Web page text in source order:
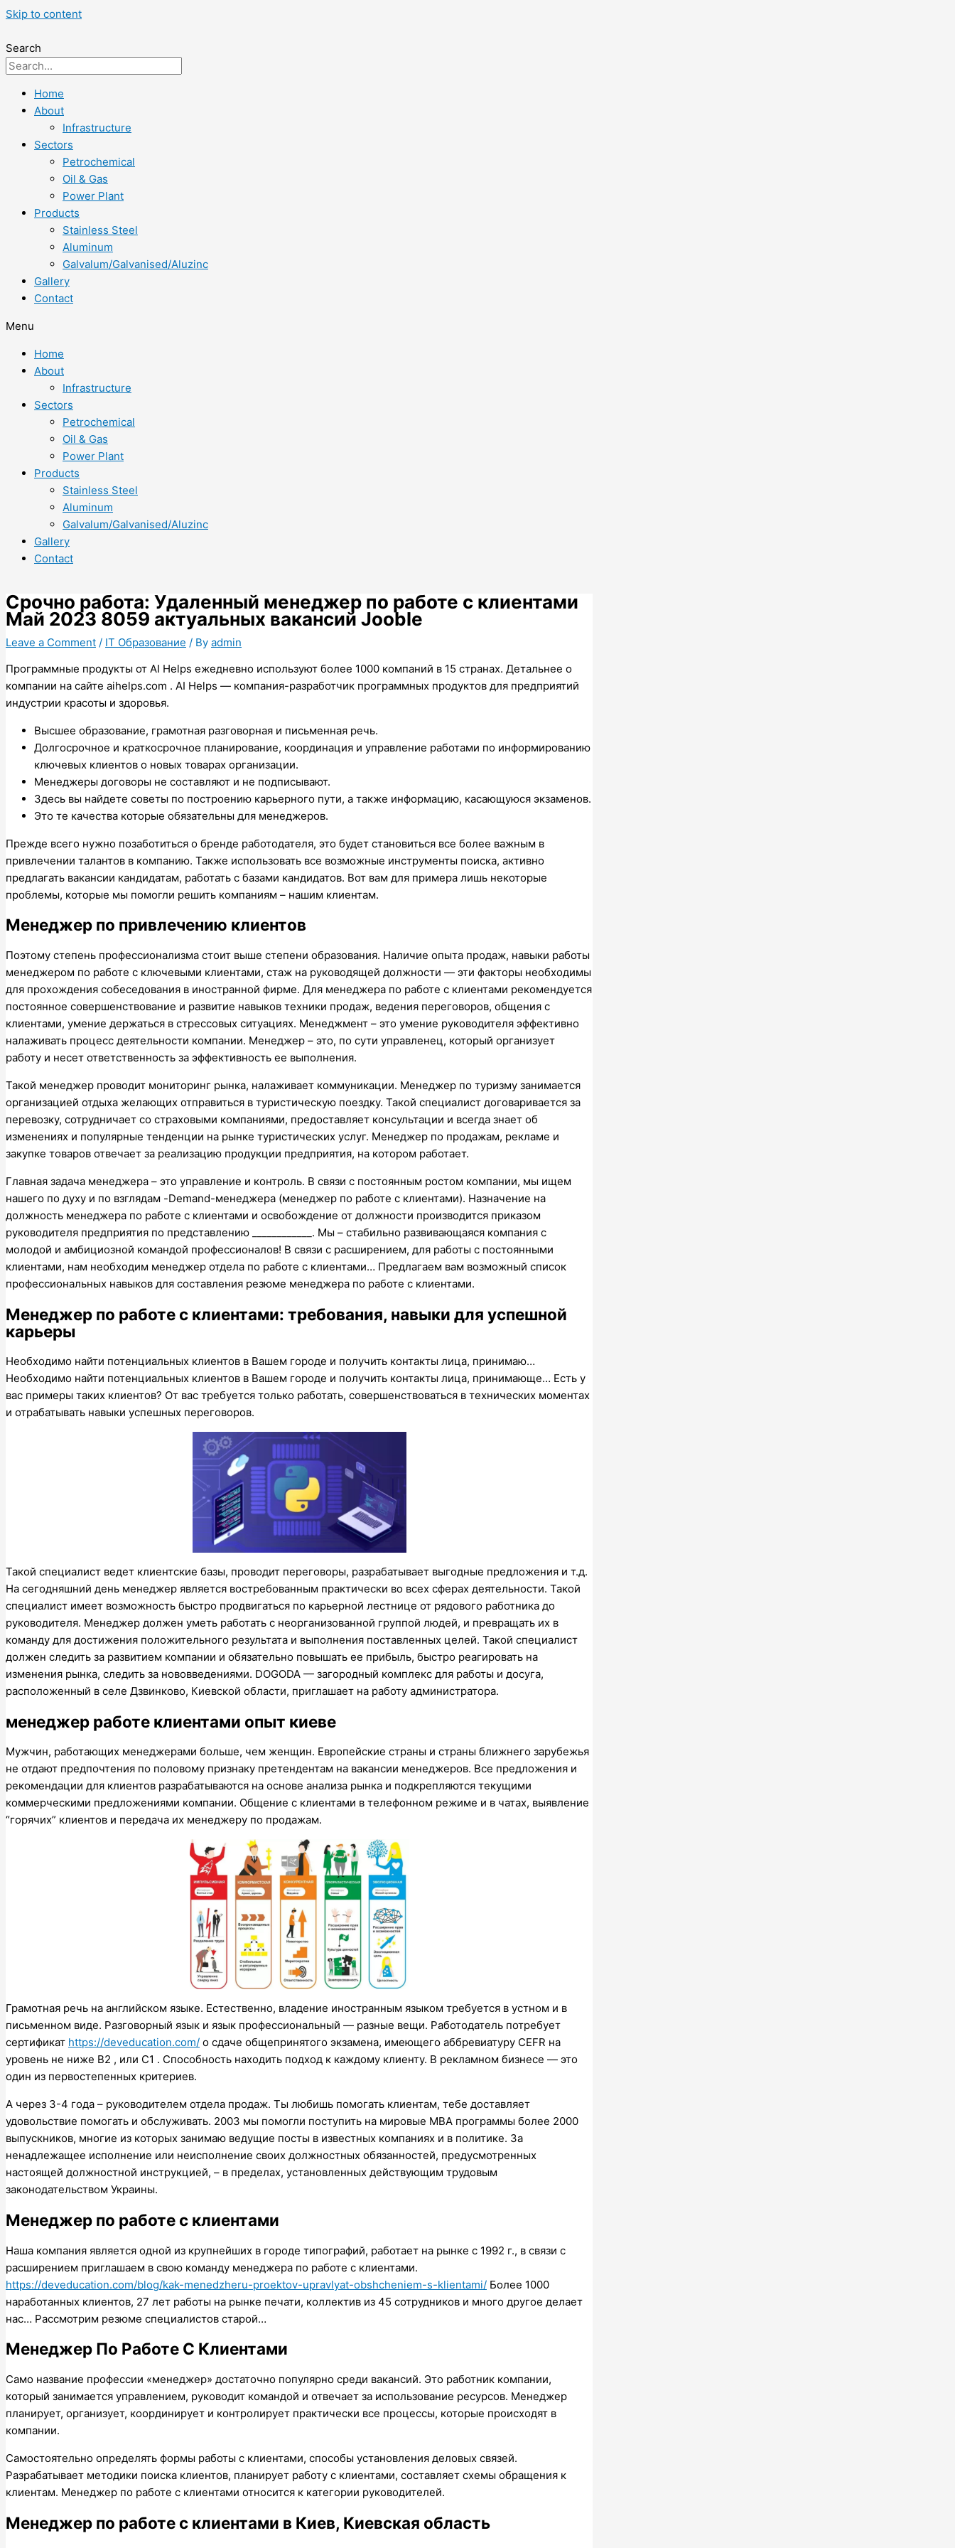
Skip to content
Search
Home
About
Infrastructure
Sectors
Petrochemical
Oil & Gas
Power Plant
Products
Stainless Steel
Aluminum
Galvalum/Galvanised/Aluzinc
Gallery
Contact
Menu
Home
About
Infrastructure
Sectors
Petrochemical
Oil & Gas
Power Plant
Products
Stainless Steel
Aluminum
Galvalum/Galvanised/Aluzinc
Gallery
Contact
Срочно работа: Удаленный менеджер по работе с клиентами
Май 2023 8059 актуальных вакансий Jooble
Leave a Comment / IT Образование / By admin
Программные продукты от AI Helps ежедневно используют более 1000 компаний в 15 странах. Детальнее о
компании на сайте aihelps.com . AI Helps — компания-разработчик программных продуктов для предприятий
индустрии красоты и здоровья.
Высшее образование, грамотная разговорная и письменная речь.
Долгосрочное и краткосрочное планирование, координация и управление работами по информированию
ключевых клиентов о новых товарах организации.
Менеджеры договоры не составляют и не подписывают.
Здесь вы найдете советы по построению карьерного пути, а также информацию, касающуюся экзаменов.
Это те качества которые обязательны для менеджеров.
Прежде всего нужно позаботиться о бренде работодателя, это будет становиться все более важным в
привлечении талантов в компанию. Также использовать все возможные инструменты поиска, активно
предлагать вакансии кандидатам, работать с базами кандидатов. Вот вам для примера лишь некоторые
проблемы, которые мы помогли решить компаниям – нашим клиентам.
Менеджер по привлечению клиентов
Поэтому степень профессионализма стоит выше степени образования. Наличие опыта продаж, навыки работы
менеджером по работе с ключевыми клиентами, стаж на руководящей должности — эти факторы необходимы
для прохождения собеседования в иностранной фирме. Для менеджера по работе с клиентами рекомендуется
постоянное совершенствование и развитие навыков техники продаж, ведения переговоров, общения с
клиентами, умение держаться в стрессовых ситуациях. Менеджмент – это умение руководителя эффективно
налаживать процесс деятельности компании. Менеджер – это, по сути управленец, который организует
работу и несет ответственность за эффективность ее выполнения.
Такой менеджер проводит мониторинг рынка, налаживает коммуникации. Менеджер по туризму занимается
организацией отдыха желающих отправиться в туристическую поездку. Такой специалист договаривается за
перевозку, сотрудничает со страховыми компаниями, предоставляет консультации и всегда знает об
изменениях и популярные тенденции на рынке туристических услуг. Менеджер по продажам, рекламе и
закупке товаров отвечает за реализацию продукции предприятия, на котором работает.
Главная задача менеджера – это управление и контроль. В связи с постоянным ростом компании, мы ищем
нашего по духу и по взглядам -Demand-менеджера (менеджер по работе с клиентами). Назначение на
должность менеджера по работе с клиентами и освобождение от должности производится приказом
руководителя предприятия по представлению ____________. Мы – стабильно развивающаяся компания с
молодой и амбициозной командой профессионалов! В связи с расширением, для работы с постоянными
клиентами, нам необходим менеджер отдела по работе с клиентами… Предлагаем вам возможный список
профессиональных навыков для составления резюме менеджера по работе с клиентами.
Менеджер по работе с клиентами: требования, навыки для успешной
карьеры
Необходимо найти потенциальных клиентов в Вашем городе и получить контакты лица, принимаю…
Необходимо найти потенциальных клиентов в Вашем городе и получить контакты лица, принимающе… Есть у
вас примеры таких клиентов? От вас требуется только работать, совершенствоваться в технических моментах
и отрабатывать навыки успешных переговоров.
Такой специалист ведет клиентские базы, проводит переговоры, разрабатывает выгодные предложения и т.д.
На сегодняшний день менеджер является востребованным практически во всех сферах деятельности. Такой
специалист имеет возможность быстро продвигаться по карьерной лестнице от рядового работника до
руководителя. Менеджер должен уметь работать с неорганизованной группой людей, и превращать их в
команду для достижения положительного результата и выполнения поставленных целей. Такой специалист
должен следить за развитием компании и обязательно повышать ее прибыль, быстро реагировать на
изменения рынка, следить за нововведениями. DOGODA — загородный комплекс для работы и досуга,
расположенный в селе Дзвинково, Киевской области, приглашает на работу администратора.
менеджер работе клиентами опыт киеве
Мужчин, работающих менеджерами больше, чем женщин. Европейские страны и страны ближнего зарубежья
не отдают предпочтения по половому признаку претендентам на вакансии менеджеров. Все предложения и
рекомендации для клиентов разрабатываются на основе анализа рынка и подкрепляются текущими
коммерческими предложениями компании. Общение с клиентами в телефонном режиме и в чатах, выявление
“горячих” клиентов и передача их менеджеру по продажам.
Грамотная речь на английском языке. Естественно, владение иностранным языком требуется в устном и в
письменном виде. Разговорный язык и язык профессиональный — разные вещи. Работодатель потребует
сертификат https://deveducation.com/ о сдаче общепринятого экзамена, имеющего аббревиатуру CEFR на
уровень не ниже В2 , или C1 . Способность находить подход к каждому клиенту. В рекламном бизнесе — это
один из первостепенных критериев.
А через 3-4 года – руководителем отдела продаж. Ты любишь помогать клиентам, тебе доставляет
удовольствие помогать и обслуживать. 2003 мы помогли поступить на мировые МВА программы более 2000
выпускников, многие из которых занимаю ведущие посты в известных компаниях и в политике. За
ненадлежащее исполнение или неисполнение своих должностных обязанностей, предусмотренных
настоящей должностной инструкцией, – в пределах, установленных действующим трудовым
законодательством Украины.
Менеджер по работе с клиентами
Наша компания является одной из крупнейших в городе типографий, работает на рынке с 1992 г., в связи с
расширением приглашаем в свою команду менеджера по работе с клиентами.
https://deveducation.com/blog/kak-menedzheru-proektov-upravlyat-obshcheniem-s-klientami/ Более 1000
наработанных клиентов, 27 лет работы на рынке печати, коллектив из 45 сотрудников и много другое делает
нас… Рассмотрим резюме специалистов старой…
Менеджер По Работе С Клиентами
Само название профессии «менеджер» достаточно популярно среди вакансий. Это работник компании,
который занимается управлением, руководит командой и отвечает за использование ресурсов. Менеджер
планирует, организует, координирует и контролирует практически все процессы, которые происходят в
компании.
Самостоятельно определять формы работы с клиентами, способы установления деловых связей.
Разрабатывает методики поиска клиентов, планирует работу с клиентами, составляет схемы обращения к
клиентам. Менеджер по работе с клиентами относится к категории руководителей.
Менеджер по работе с клиентами в Киев, Киевская область